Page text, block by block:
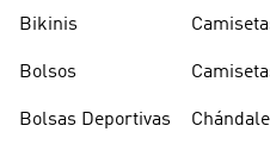
Bikinis
Bolsos
Bolsas Deportivas